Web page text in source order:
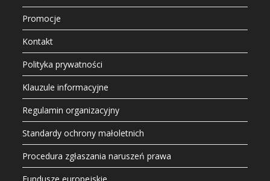
Promocje
Kontakt
Polityka prywatności
Klauzule informacyjne
Regulamin organizacyjny
Standardy ochrony małoletnich
Procedura zgłaszania naruszeń prawa